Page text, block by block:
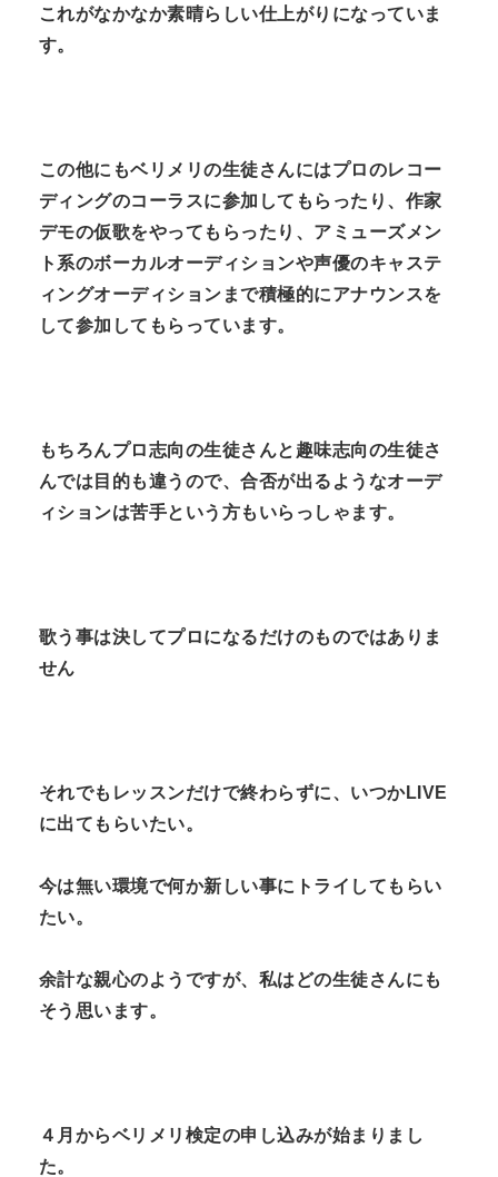
これがなかなか素晴らしい仕上がりになっていま
す。
この他にもベリメリの生徒さんにはプロのレコー
ディングのコーラスに参加してもらったり、作家
デモの仮歌をやってもらったり、アミューズメン
ト系のボーカルオーディションや声優のキャステ
ィングオーディションまで積極的にアナウンスを
して参加してもらっています。
もちろんプロ志向の生徒さんと趣味志向の生徒さ
んでは目的も違うので、合否が出るようなオーデ
ィションは苦手という方もいらっしゃます。
歌う事は決してプロになるだけのものではありま
せん
それでもレッスンだけで終わらずに、いつかLIVE
に出てもらいたい。
今は無い環境で何か新しい事にトライしてもらい
たい。
余計な親心のようですが、私はどの生徒さんにも
そう思います。
４月からベリメリ検定の申し込みが始まりまし
た。